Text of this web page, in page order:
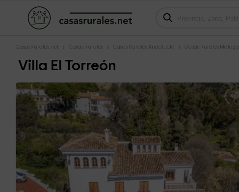
CasasRurales.net Casas Rurales Casas Rurales Andalucía Casas Rurales Málaga
Villa El Torreón